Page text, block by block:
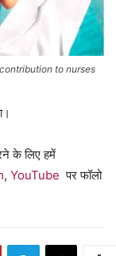
to nurses
के लिए हमें
, YouTube पर फॉलो